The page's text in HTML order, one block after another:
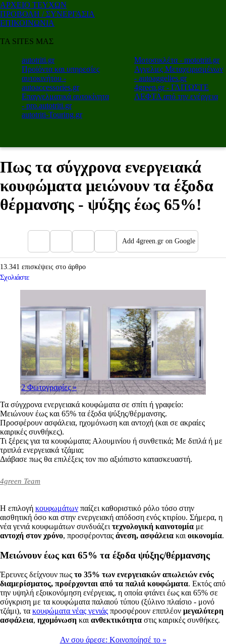
ΑΡΧΕΙΟ ΤΕΥΧΩΝ
ΠΡΟΒΟΛΗ / ΣΥΝΕΡΓΑΣΙΑ
ΕΠΙΚΟΙΝΩΝΙΑ
ΤΑ SITES ΜΑΣ
autotriti.gr
Προϊόντα και υπηρεσίες
αυτοκινήτου -
autoaccessories.gr
Επαγγελματικά αυτοκίνητα
- pro.autotriti.gr
autotriti-Touring.gr
Μοτοσικλέτα - mototriti.gr
Αγγελιες Μεταχειρισμένων
- autoaggelies.gr
4green.gr - ΓΛΙΤΩΣΤΕ
ΛΕΦΤΑ από την ενέργεια
Πως τα σύγχρονα ενεργειακά
κουφώματα μειώνουν τα έξοδα
θέρμανσης - ψύξης έως 65%!
Add 4green.gr on Google
13.341 επισκέψεις στο άρθρο
Σχολιάστε
2 Φωτογραφίες»
Τα σύγχρονα ενεργειακά κουφώματα σε σπίτι ή γραφείο:
Mειώνουν έως και 65% τα έξοδα ψύξης/θέρμανσης.
Προσφέρουν ασφάλεια, ηχομόνωση και αντοχή (και σε ακραίες
καιρικές συνθήκες).
Τι ξέρεις για τα κουφώματα; Αλουμινίου ή συνθετικά; Με διπλά ή με
τριπλά ενεργειακά τζάμια;
Διάβασε πως θα επιλέξεις τον πιο αξιόπιστο κατασκευαστή.
4green Team
Η επιλογή κουφωμάτων παίζει καθοριστικό ρόλο τόσο στην
αισθητική όσο και στην ενεργειακή απόδοση ενός κτιρίου. Σήμερα, η
νέα γενιά κουφωμάτων συνδυάζει τεχνολογική καινοτομία με
αντοχή στον χρόνο, προσφέροντας άνεση, ασφάλεια και οικονομία.
Mειώνουν έως και 65% τα έξοδα ψύξης/θέρμανσης
Έρευνες δείχνουν πως το 35% των ενεργειακών απωλειών ενός
διαμερίσματος, προέρχονται από τα παλιά κουφώματα. Εκτός από
την υψηλή εξοικονόμηση ενέργειας, η οποία φτάνει έως και 65% σε
σύγκριση με τα κουφώματα παλαιού τύπου (ξύλινο πλαίσιο - μονό
τζάμι), τα κουφώματα νέας γενιάς προσφέρουν επιπλέον μεγαλύτερη
ασφάλεια, ηχομόνωση και ανθεκτικότητα στις καιρικές συνθήκες.
Αν σου άρεσε: Κοινοποίησέ το »